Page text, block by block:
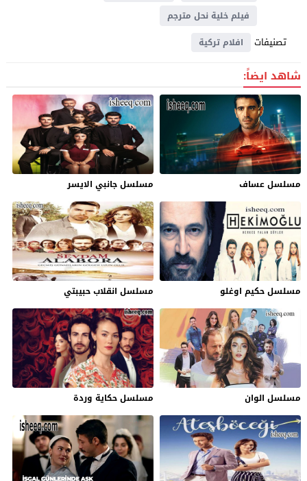
فيلم خلية نحل مترجم
تصنيفات افلام تركية
شاهد ايضاً:
مسلسل عساف مسلسل جانبي الايسر
مسلسل حكيم اوغلو مسلسل انقلاب حبيبتي
مسلسل الوان مسلسل حكاية وردة